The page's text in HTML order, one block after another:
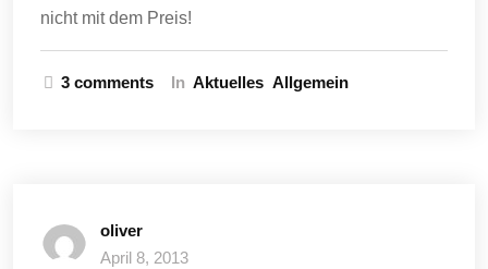
nicht mit dem Preis!
3 comments In Aktuelles Allgemein
oliver
April 8, 2013